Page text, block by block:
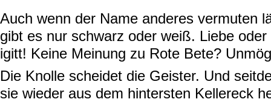
Auch wenn der Name anderes vermuten
gibt es nur schwarz oder weiß. Liebe
igitt! Keine Meinung zu Rote Bete?
Die Knolle scheidet die Geister. Und
sie wieder aus dem hintersten Kellereck